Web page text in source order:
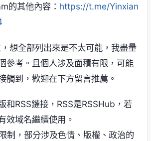
的其他內容： https://t.me/Yinxian
想全部列出來是不太可能，我盡量
參考。且個人涉及面積有限，可能
觸到，歡迎在下方留言推薦。
和RSS鏈接，RSS是RSSHub，若
效域名繼續使用。
制，部分涉及色情、版權、政治的